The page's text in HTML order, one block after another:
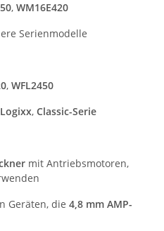
, WM16E420
Serienmodelle
, WFL2450
Logixx, Classic-Serie
mit Antriebsmotoren,
Geräten, die 4,8 mm AMP-